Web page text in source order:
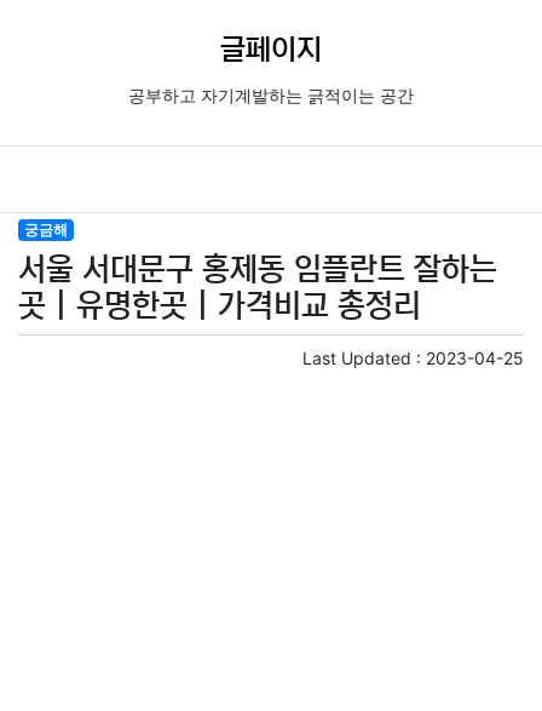
글페이지
공부하고 자기계발하는 긁적이는 공간
궁금해
서울 서대문구 홍제동 임플란트 잘하는
곳 | 유명한곳 | 가격비교 총정리
Last Updated : 2023-04-25